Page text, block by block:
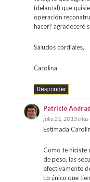
(delantal) que
operación
hacer? agradeceré
Saludos cordiales,
Carolina
Responder
Patricio
julio 21, 2013 a las
Estimada
Como te hiciste
de peso, las
efectivamente
Lo único que